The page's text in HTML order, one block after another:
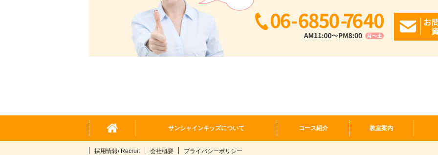
サンシャインキッズについて コース紹介 教室案内
採用情報/ Recruit 会社概要 プライバシーポリシー